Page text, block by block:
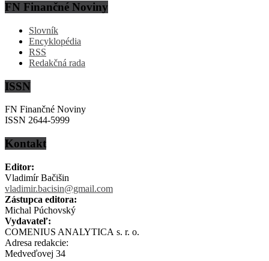
FN Finančné Noviny
Slovník
Encyklopédia
RSS
Redakčná rada
ISSN
FN Finančné Noviny
ISSN 2644-5999
Kontakt
Editor:
Vladimír Bačišin
vladimir.bacisin@gmail.com
Zástupca editora:
Michal Púchovský
Vydavateľ:
COMENIUS ANALYTICA s. r. o.
Adresa redakcie:
Medveďovej 34